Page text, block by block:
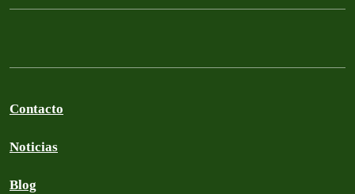
Contacto
Noticias
Blog